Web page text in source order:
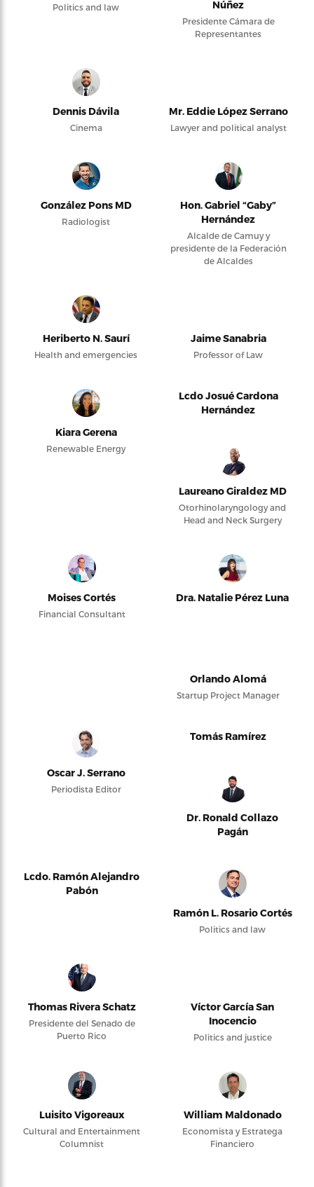
Politics and law Núñez
Presidente Cámara de
Representantes
Dennis Dávila
Cinema
Mr. Eddie López Serrano
Lawyer and political analyst
González Pons MD
Radiologist
Hon. Gabriel “Gaby”
Hernández
Alcalde de Camuy y
presidente de la Federación
de Alcaldes
Heriberto N. Saurí
Health and emergencies
Jaime Sanabria
Professor of Law
Kiara Gerena
Renewable Energy
Lcdo Josué Cardona
Hernández
Laureano Giraldez MD
Otorhinolaryngology and
Head and Neck Surgery
Moises Cortés
Financial Consultant
Dra. Natalie Pérez Luna
Orlando Alomá
Startup Project Manager
Oscar J. Serrano
Periodista Editor
Tomás Ramírez
Dr. Ronald Collazo
Pagán
Lcdo. Ramón Alejandro
Pabón
Ramón L. Rosario Cortés
Politics and law
Thomas Rivera Schatz
Presidente del Senado de
Puerto Rico
Víctor García San
Inocencio
Politics and justice
Luisito Vigoreaux
Cultural and Entertainment
Columnist
William Maldonado
Economista y Estratega
Financiero